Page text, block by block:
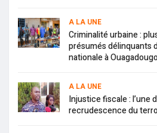
A LA UNE
Criminalité urbaine :
présumés délinquants
nationale à
A LA UNE
Injustice fiscale : l’une
recrudescence du